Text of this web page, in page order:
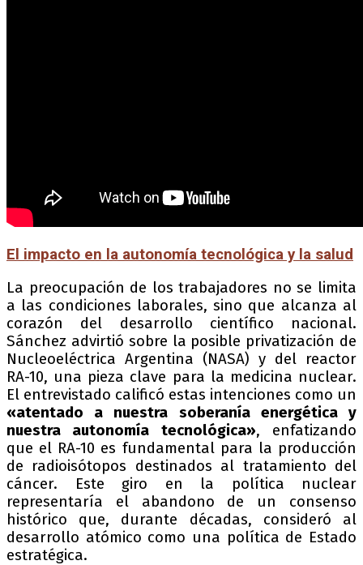
El impacto en la autonomía tecnológica y la salud
La preocupación de los trabajadores no se limita
a las condiciones laborales, sino que alcanza al
corazón del desarrollo científico nacional.
Sánchez advirtió sobre la posible privatización de
Nucleoeléctrica Argentina (NASA) y del reactor
RA-10, una pieza clave para la medicina nuclear.
El entrevistado calificó estas intenciones como un
«atentado a nuestra soberanía energética y
nuestra autonomía tecnológica», enfatizando
que el RA-10 es fundamental para la producción
de radioisótopos destinados al tratamiento del
cáncer. Este giro en la política nuclear
representaría el abandono de un consenso
histórico que, durante décadas, consideró al
desarrollo atómico como una política de Estado
estratégica.